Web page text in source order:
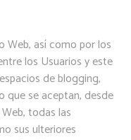
Web, así como por los
los Usuarios y este
de blogging,
que se aceptan, desde
todas las
sus ulteriores